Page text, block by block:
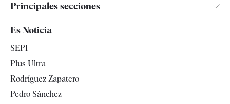
Principales secciones
España
Televisión
Es Noticia
SEPI
Plus Ultra
Rodríguez Zapatero
Pedro Sánchez